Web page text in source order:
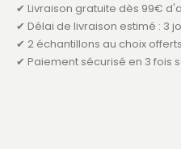
✔ Livraison gratuite dès 99€
✔ Délai de livraison estimé : 3
✔ 2 échantillons au choix offerts
✔ Paiement sécurisé en 3 fois